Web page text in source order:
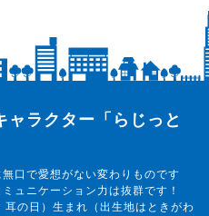
ャラクター「らじっと
口で愛想がない変わりものです
ュニケーション力は抜群です！
の日）生まれ（出生地はときがわ